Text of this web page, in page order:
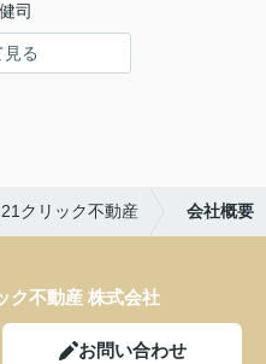
司
る
クリック不動産 会社概要
不動産 株式会社
お問い合わせ